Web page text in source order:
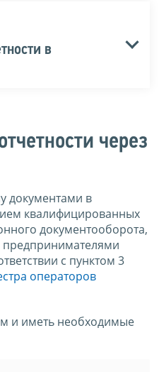
в
через
документами в
квалифицированных
документооборота,
предпринимателями
с пунктом 3
операторов
и иметь необходимые